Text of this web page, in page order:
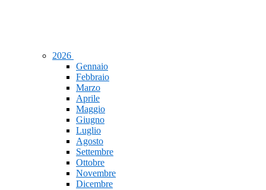
2026
Gennaio
Febbraio
Marzo
Aprile
Maggio
Giugno
Luglio
Agosto
Settembre
Ottobre
Novembre
Dicembre